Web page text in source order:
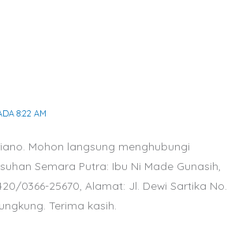
8:22 AM
Mohon langsung menghubungi
Semara Putra: Ibu Ni Made Gunasih,
0366-25670, Alamat: Jl. Dewi Sartika No.
Terima kasih.